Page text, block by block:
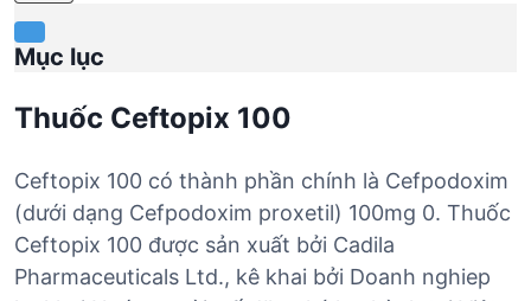
Mục lục
Thuốc Ceftopix 100
Ceftopix 100 có thành phần chính là Cefpodoxim
(dưới dạng Cefpodoxim proxetil) 100mg 0. Thuốc
Ceftopix 100 được sản xuất bởi Cadila
Pharmaceuticals Ltd., kê khai bởi Doanh nghiep